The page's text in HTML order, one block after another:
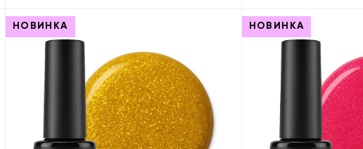
НОВИНКА НОВИНКА